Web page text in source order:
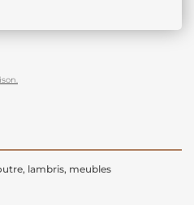
lambris, meubles